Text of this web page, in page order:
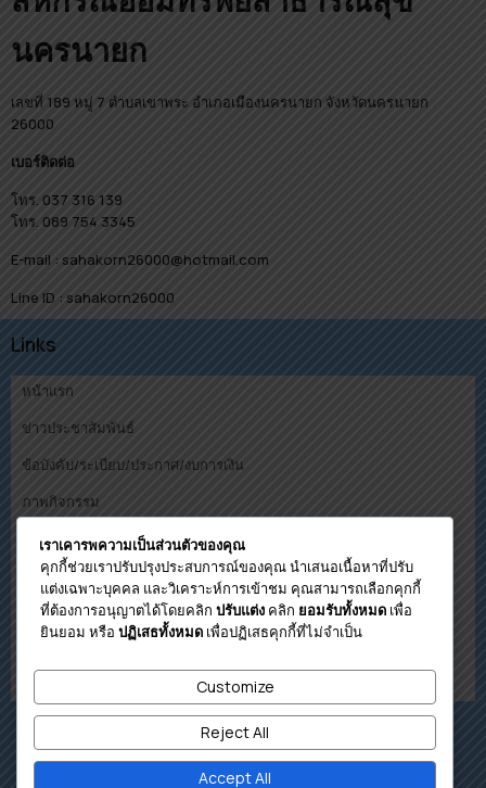
นครนายก
เลขที่ 189 หมู่ 7 ตำบลเขาพระ อำเภอเมืองนครนายก จังหวัดนครนายก
26000
เบอร์ติดต่อ
โทร. 037 316 139
โทร. 089 754 3345
E-mail : sahakorn26000@hotmail.com
Line ID : sahakorn26000
Links
หน้าแรก
ข่าวประชาสัมพันธ์
ข้อบังคับ/ระเบียบ/ประกาศ/งบการเงิน
ภาพกิจกรรม
คณะกรรมการ
ดาวน์โหลด
โปรแกรมคำนวนวงเงินกู้เบื้องต้น
เราเคารพความเป็นส่วนตัวของคุณ
คุกกี้ช่วยเราปรับปรุงประสบการณ์ของคุณ นำเสนอเนื้อหาที่ปรับ
แต่งเฉพาะบุคคล และวิเคราะห์การเข้าชม คุณสามารถเลือกคุกกี้
ที่ต้องการอนุญาตได้โดยคลิก ปรับแต่ง คลิก ยอมรับทั้งหมด เพื่อ
ยินยอม หรือ ปฏิเสธทั้งหมด เพื่อปฏิเสธคุกกี้ที่ไม่จำเป็น
Customize
Reject All
Accept All